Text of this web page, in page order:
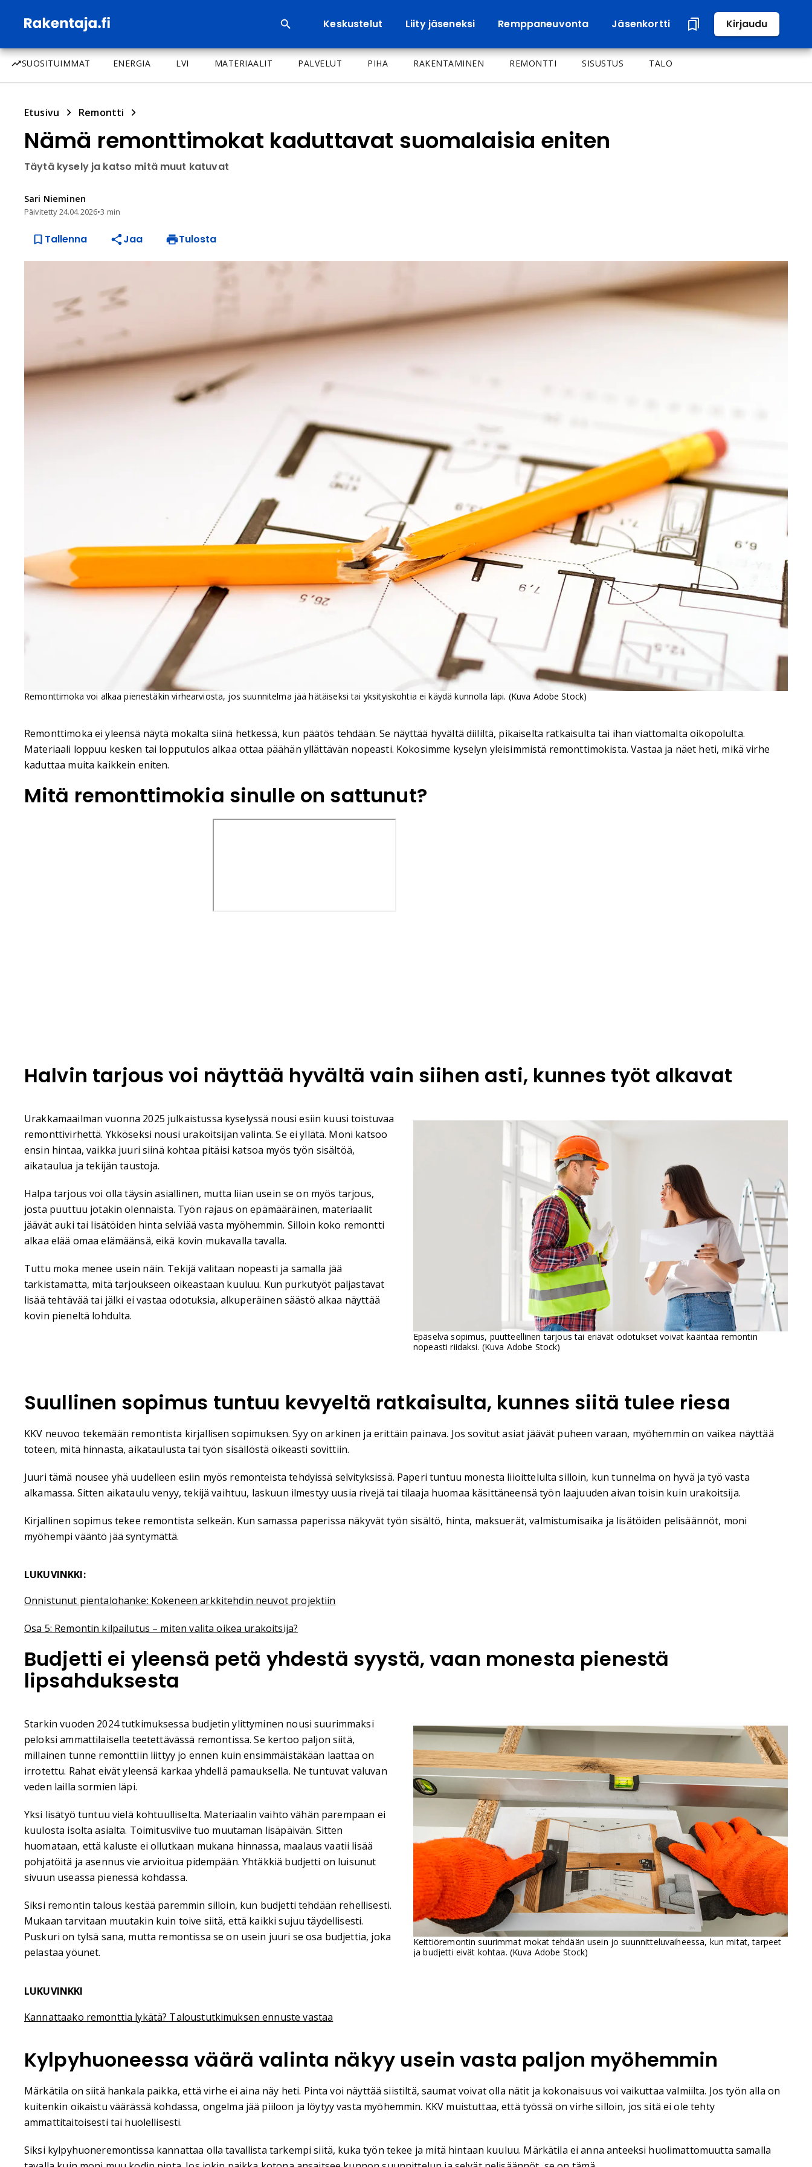
Keskustelut Liity jäseneksi Remppaneuvonta Jäsenkortti Kirjaudu
SUOSITUIMMAT ENERGIA LVI MATERIAALIT PALVELUT PIHA RAKENTAMINEN REMONTTI SISUSTUS TALO
Etusivu Remontti
Nämä remonttimokat kaduttavat suomalaisia eniten
Täytä kysely ja katso mitä muut katuvat
Sari Nieminen
Päivitetty24.04.2026•3 min
Tallenna Jaa Tulosta
Remonttimoka voi alkaa pienestäkin virhearviosta, jos suunnitelma jää hätäiseksi tai yksityiskohtia ei käydä kunnolla läpi. (Kuva Adobe Stock)
Remonttimoka ei yleensä näytä mokalta siinä hetkessä, kun päätös tehdään. Se näyttää hyvältä diililtä, pikaiselta ratkaisulta tai ihan viattomalta oikopolulta.
Materiaali loppuu kesken tai lopputulos alkaa ottaa päähän yllättävän nopeasti. Kokosimme kyselyn yleisimmistä remonttimokista. Vastaa ja näet heti, mikä virhe
kaduttaa muita kaikkein eniten.
Mitä remonttimokia sinulle on sattunut?
Halvin tarjous voi näyttää hyvältä vain siihen asti, kunnes työt alkavat
Urakkamaailman vuonna 2025 julkaistussa kyselyssä nousi esiin kuusi toistuvaa
remonttivirhettä. Ykköseksi nousi urakoitsijan valinta. Se ei yllätä. Moni katsoo
ensin hintaa, vaikka juuri siinä kohtaa pitäisi katsoa myös työn sisältöä,
aikataulua ja tekijän taustoja.
Halpa tarjous voi olla täysin asiallinen, mutta liian usein se on myös tarjous,
josta puuttuu jotakin olennaista. Työn rajaus on epämääräinen, materiaalit
jäävät auki tai lisätöiden hinta selviää vasta myöhemmin. Silloin koko remontti
alkaa elää omaa elämäänsä, eikä kovin mukavalla tavalla.
Tuttu moka menee usein näin. Tekijä valitaan nopeasti ja samalla jää
tarkistamatta, mitä tarjoukseen oikeastaan kuuluu. Kun purkutyöt paljastavat
lisää tehtävää tai jälki ei vastaa odotuksia, alkuperäinen säästö alkaa näyttää
kovin pieneltä lohdulta.
Epäselvä sopimus, puutteellinen tarjous tai eriävät odotukset voivat kääntää remontin
nopeasti riidaksi. (Kuva Adobe Stock)
Suullinen sopimus tuntuu kevyeltä ratkaisulta, kunnes siitä tulee riesa
KKV neuvoo tekemään remontista kirjallisen sopimuksen. Syy on arkinen ja erittäin painava. Jos sovitut asiat jäävät puheen varaan, myöhemmin on vaikea näyttää
toteen, mitä hinnasta, aikataulusta tai työn sisällöstä oikeasti sovittiin.
Juuri tämä nousee yhä uudelleen esiin myös remonteista tehdyissä selvityksissä. Paperi tuntuu monesta liioittelulta silloin, kun tunnelma on hyvä ja työ vasta
alkamassa. Sitten aikataulu venyy, tekijä vaihtuu, laskuun ilmestyy uusia rivejä tai tilaaja huomaa käsittäneensä työn laajuuden aivan toisin kuin urakoitsija.
Kirjallinen sopimus tekee remontista selkeän. Kun samassa paperissa näkyvät työn sisältö, hinta, maksuerät, valmistumisaika ja lisätöiden pelisäännöt, moni
myöhempi vääntö jää syntymättä.
LUKUVINKKI:
Onnistunut pientalohanke: Kokeneen arkkitehdin neuvot projektiin
Osa 5: Remontin kilpailutus – miten valita oikea urakoitsija?
Budjetti ei yleensä petä yhdestä syystä, vaan monesta pienestä
lipsahduksesta
Starkin vuoden 2024 tutkimuksessa budjetin ylittyminen nousi suurimmaksi
peloksi ammattilaisella teetettävässä remontissa. Se kertoo paljon siitä,
millainen tunne remonttiin liittyy jo ennen kuin ensimmäistäkään laattaa on
irrotettu. Rahat eivät yleensä karkaa yhdellä pamauksella. Ne tuntuvat valuvan
veden lailla sormien läpi.
Yksi lisätyö tuntuu vielä kohtuulliselta. Materiaalin vaihto vähän parempaan ei
kuulosta isolta asialta. Toimitusviive tuo muutaman lisäpäivän. Sitten
huomataan, että kaluste ei ollutkaan mukana hinnassa, maalaus vaatii lisää
pohjatöitä ja asennus vie arvioitua pidempään. Yhtäkkiä budjetti on luisunut
sivuun useassa pienessä kohdassa.
Siksi remontin talous kestää paremmin silloin, kun budjetti tehdään rehellisesti.
Mukaan tarvitaan muutakin kuin toive siitä, että kaikki sujuu täydellisesti.
Puskuri on tylsä sana, mutta remontissa se on usein juuri se osa budjettia, joka
pelastaa yöunet.
LUKUVINKKI
Kannattaako remonttia lykätä? Taloustutkimuksen ennuste vastaa
Keittiöremontin suurimmat mokat tehdään usein jo suunnitteluvaiheessa, kun mitat, tarpeet
ja budjetti eivät kohtaa. (Kuva Adobe Stock)
Kylpyhuoneessa väärä valinta näkyy usein vasta paljon myöhemmin
Märkätila on siitä hankala paikka, että virhe ei aina näy heti. Pinta voi näyttää siistiltä, saumat voivat olla nätit ja kokonaisuus voi vaikuttaa valmiilta. Jos työn alla on
kuitenkin oikaistu väärässä kohdassa, ongelma jää piiloon ja löytyy vasta myöhemmin. KKV muistuttaa, että työssä on virhe silloin, jos sitä ei ole tehty
ammattitaitoisesti tai huolellisesti.
Siksi kylpyhuoneremontissa kannattaa olla tavallista tarkempi siitä, kuka työn tekee ja mitä hintaan kuuluu. Märkätila ei anna anteeksi huolimattomuutta samalla